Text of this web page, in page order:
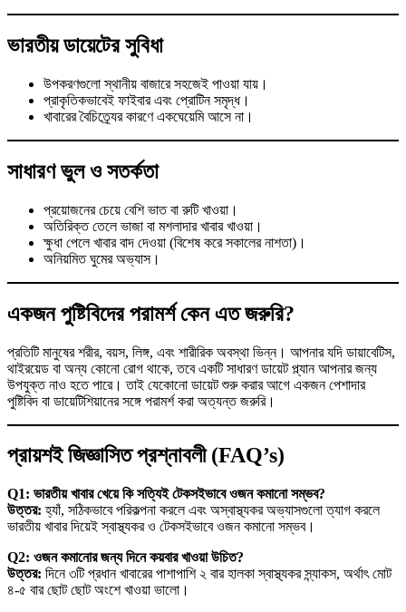
ভারতীয় ডায়েটের সুবিধা
উপকরণগুলো স্থানীয় বাজারে সহজেই পাওয়া যায়।
প্রাকৃতিকভাবেই ফাইবার এবং প্রোটিন সমৃদ্ধ।
খাবারের বৈচিত্র্যের কারণে একঘেয়েমি আসে না।
সাধারণ ভুল ও সতর্কতা
প্রয়োজনের চেয়ে বেশি ভাত বা রুটি খাওয়া।
অতিরিক্ত তেলে ভাজা বা মশলাদার খাবার খাওয়া।
ক্ষুধা পেলে খাবার বাদ দেওয়া (বিশেষ করে সকালের নাশতা)।
অনিয়মিত ঘুমের অভ্যাস।
একজন পুষ্টিবিদের পরামর্শ কেন এত জরুরি?
প্রতিটি মানুষের শরীর, বয়স, লিঙ্গ, এবং শারীরিক অবস্থা ভিন্ন। আপনার যদি ডায়াবেটিস,
থাইরয়েড বা অন্য কোনো রোগ থাকে, তবে একটি সাধারণ ডায়েট প্ল্যান আপনার জন্য
উপযুক্ত নাও হতে পারে। তাই যেকোনো ডায়েট শুরু করার আগে একজন পেশাদার
পুষ্টিবিদ বা ডায়েটিশিয়ানের সঙ্গে পরামর্শ করা অত্যন্ত জরুরি।
প্রায়শই জিজ্ঞাসিত প্রশ্নাবলী (FAQ’s)
Q1: ভারতীয় খাবার খেয়ে কি সত্যিই টেকসইভাবে ওজন কমানো সম্ভব?
উত্তর: হ্যাঁ, সঠিকভাবে পরিকল্পনা করলে এবং অস্বাস্থ্যকর অভ্যাসগুলো ত্যাগ করলে
ভারতীয় খাবার দিয়েই স্বাস্থ্যকর ও টেকসইভাবে ওজন কমানো সম্ভব।
Q2: ওজন কমানোর জন্য দিনে কয়বার খাওয়া উচিত?
উত্তর: দিনে ৩টি প্রধান খাবারের পাশাপাশি ২ বার হালকা স্বাস্থ্যকর স্ন্যাকস, অর্থাৎ মোট
৪-৫ বার ছোট ছোট অংশে খাওয়া ভালো।